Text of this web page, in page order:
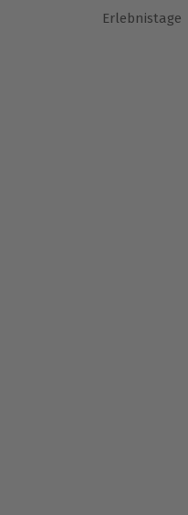
Erlebnistage